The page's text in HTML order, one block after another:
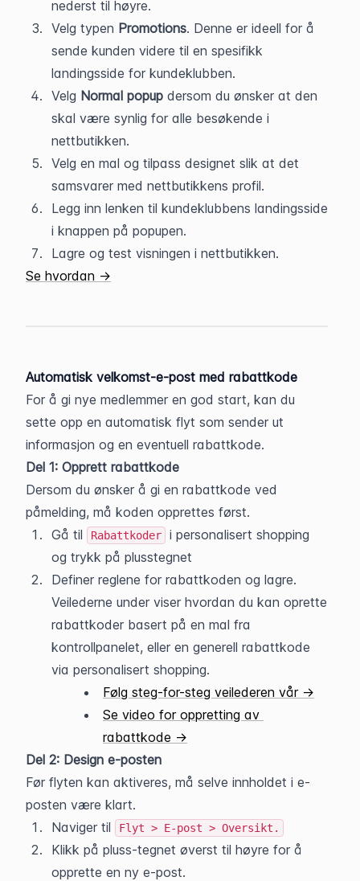
nederst til høyre.
Velg typen Promotions. Denne er ideell for å
sende kunden videre til en spesifikk
landingsside for kundeklubben.
Velg Normal popup dersom du ønsker at den
skal være synlig for alle besøkende i
nettbutikken.
Velg en mal og tilpass designet slik at det
samsvarer med nettbutikkens profil.
Legg inn lenken til kundeklubbens landingsside
i knappen på popupen.
Lagre og test visningen i nettbutikken.
Se hvordan →
Automatisk velkomst-e-post med rabattkode
For å gi nye medlemmer en god start, kan du
sette opp en automatisk flyt som sender ut
informasjon og en eventuell rabattkode.
Del 1: Opprett rabattkode
Dersom du ønsker å gi en rabattkode ved
påmelding, må koden opprettes først.
Gå til
Rabattkoder
i personalisert shopping
og trykk på plusstegnet
Definer reglene for rabattkoden og lagre.
Veilederne under viser hvordan du kan oprette
rabattkoder basert på en mal fra
kontrollpanelet, eller en generell rabattkode
via personalisert shopping.
Følg steg-for-steg veilederen vår →
Se video for oppretting av
rabattkode →
Del 2: Design e-posten
Før flyten kan aktiveres, må selve innholdet i e-
posten være klart.
Naviger til
Flyt > E-post > Oversikt.
Klikk på pluss-tegnet øverst til høyre for å
opprette en ny e-post.